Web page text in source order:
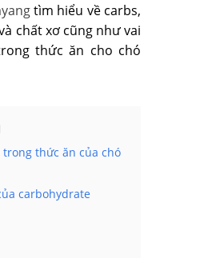
tìm hiểu về carbs,
chất xơ cũng như vai
thức ăn cho chó
trong thức ăn của chó
carbohydrate